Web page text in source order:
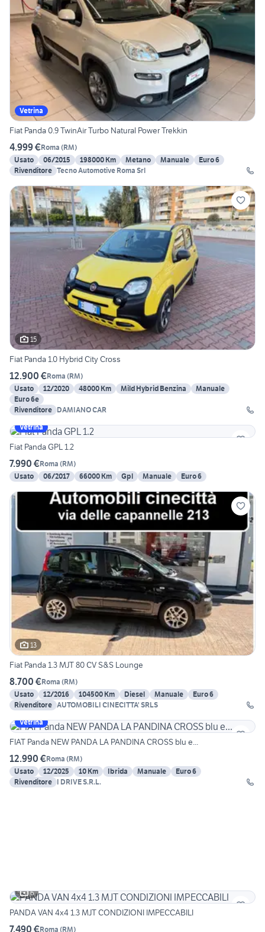
Vetrina
Fiat Panda 0.9 TwinAir Turbo Natural Power Trekkin
4.999 €Roma (RM)
Usato
06/2015 198000 Km Metano Manuale
Euro 6
Rivenditore Tecno Automotive Roma Srl
15
Fiat Panda 1.0 Hybrid City Cross
12.900 €Roma (RM)
Usato
12/2020 48000 Km Mild Hybrid Benzina
Manuale
Euro 6e
Rivenditore DAMIANO CAR
Vetrina
Fiat Panda GPL 1.2
7.990 €Roma (RM)
Usato
06/2017 66000 Km Gpl Manuale Euro 6
13
Fiat Panda 1.3 MJT 80 CV S&S Lounge
8.700 €Roma (RM)
Usato
12/2016 104500 Km Diesel Manuale
Euro 6
Rivenditore AUTOMOBILI CINECITTA' SRLS
Vetrina
FIAT Panda NEW PANDA LA PANDINA CROSS blu e...
12.990 €Roma (RM)
Usato
12/2025 10 Km Ibrida Manuale
Euro 6
Rivenditore I DRIVE S.R.L.
6
PANDA VAN 4x4 1.3 MJT CONDIZIONI IMPECCABILI
7.490 €Roma (RM)